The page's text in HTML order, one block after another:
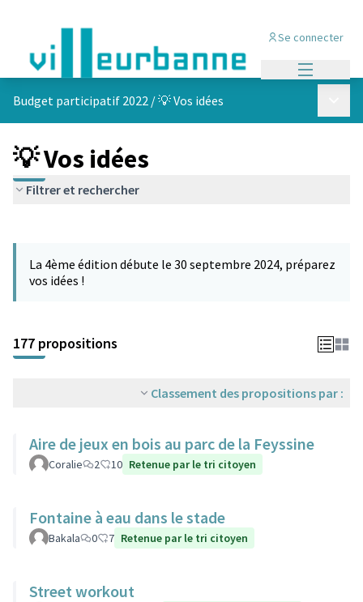
Se connecter
Budget participatif 2022 /💡 Vos idées
💡 Vos idées
Filtrer et rechercher
−
La 4ème édition débute le 30 septembre 2024, préparez
vos idées !
177 propositions
Classement des propositions par :
Aire de jeux en bois au parc de la Feyssine
Coralie 2 10 Retenue par le tri citoyen
Fontaine à eau dans le stade
Bakala 0 7 Retenue par le tri citoyen
Street workout